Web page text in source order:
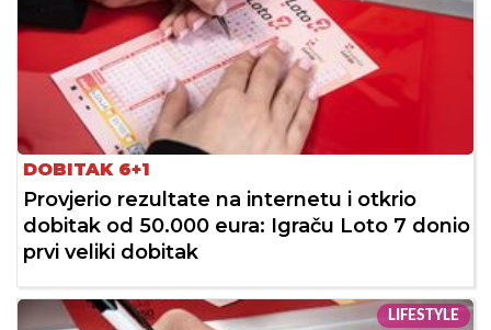
DOBITAK 6+1
Provjerio rezultate na internetu i otkrio
dobitak od 50.000 eura: Igraču Loto 7 donio
prvi veliki dobitak
LIFESTYLE